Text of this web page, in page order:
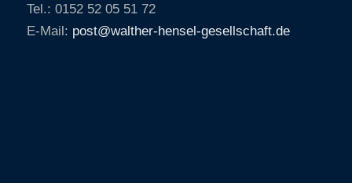
Tel.: 0152 52 05 51 72
E-Mail: post@walther-hensel-gesellschaft.de